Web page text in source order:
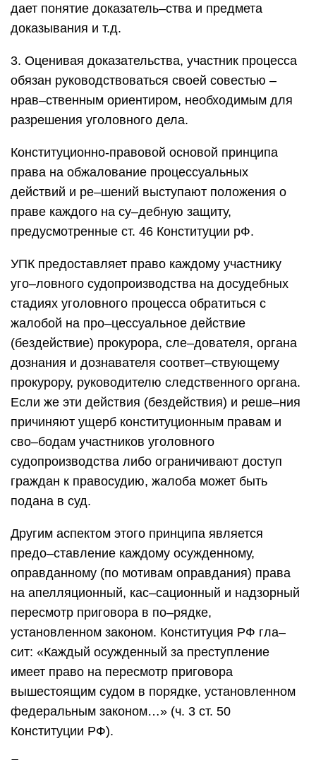
дает понятие доказатель–ства и предмета
доказывания и т.д.
3. Оценивая доказательства, участник процесса
обязан руководствоваться своей совестью –
нрав–ственным ориентиром, необходимым для
разрешения уголовного дела.
Конституционно-правовой основой принципа
права на обжалование процессуальных
действий и ре–шений выступают положения о
праве каждого на су–дебную защиту,
предусмотренные ст. 46 Конституции рФ.
УПК предоставляет право каждому участнику
уго–ловного судопроизводства на досудебных
стадиях уголовного процесса обратиться с
жалобой на про–цессуальное действие
(бездействие) прокурора, сле–дователя, органа
дознания и дознавателя соответ–ствующему
прокурору, руководителю следственного органа.
Если же эти действия (бездействия) и реше–ния
причиняют ущерб конституционным правам и
сво–бодам участников уголовного
судопроизводства либо ограничивают доступ
граждан к правосудию, жалоба может быть
подана в суд.
Другим аспектом этого принципа является
предо–ставление каждому осужденному,
оправданному (по мотивам оправдания) права
на апелляционный, кас–сационный и надзорный
пересмотр приговора в по–рядке,
установленном законом. Конституция РФ гла–
сит: «Каждый осужденный за преступление
имеет право на пересмотр приговора
вышестоящим судом в порядке, установленном
федеральным законом…» (ч. 3 ст. 50
Конституции РФ).